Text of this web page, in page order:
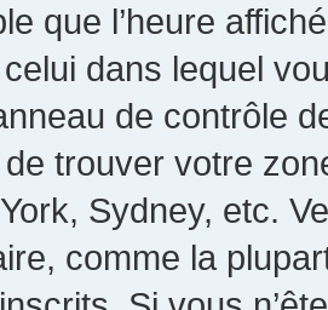
que l’heure
dans lequel
de contrôle
trouver votre
Sydney, etc.
comme la